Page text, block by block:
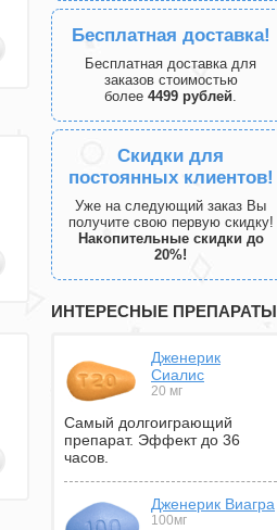
Бесплатная доставка!
Бесплатная доставка для
заказов стоимостью
более 4499 рублей.
Скидки для
постоянных клиентов!
Уже на следующий заказ Вы
получите свою первую скидку!
Накопительные скидки до
20%!
ИНТЕРЕСНЫЕ ПРЕПАРАТЫ
Дженерик
Сиалис
20 мг
Самый долгоиграющий
препарат. Эффект до 36
часов.
Дженерик Виагра
100мг